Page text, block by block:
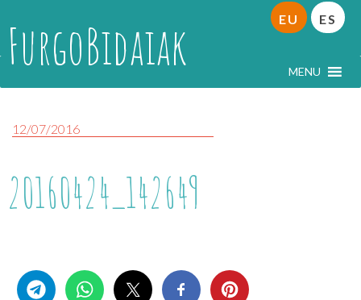
FurgoBidaiak MENU
EU ES
12/07/2016
20160424_142649